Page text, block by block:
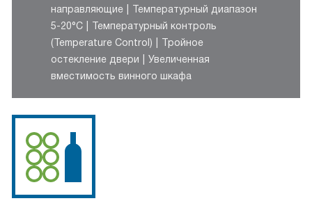
направляющие
Температурный диапазон
5-20°C
Температурный контроль
(Temperature Control)
Тройное
остекление двери
Увеличенная
вместимость винного шкафа